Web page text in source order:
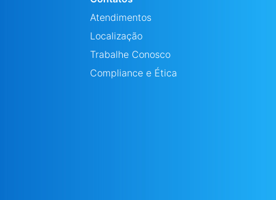
Atendimentos
Localização
Trabalhe Conosco
Compliance e Ética